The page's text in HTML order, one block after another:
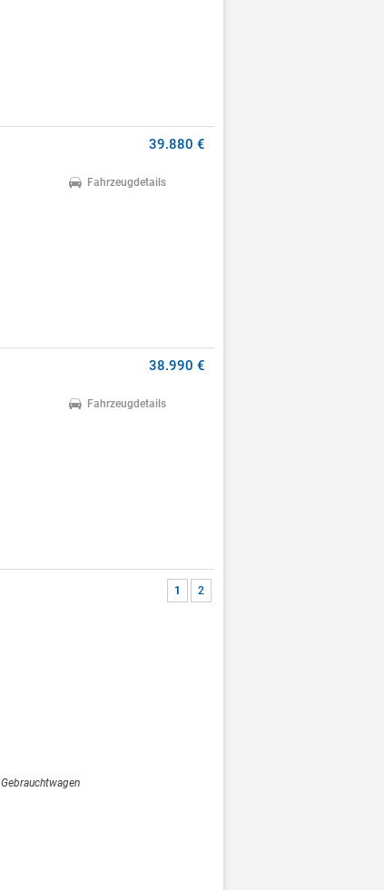
39.880 €
Fahrzeugdetails
38.990 €
Fahrzeugdetails
1 2